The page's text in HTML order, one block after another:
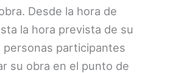
Desde la hora de
la hora prevista de su
personas participantes
su obra en el punto de